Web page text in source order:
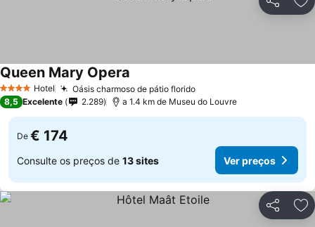
Partilhar
4 EstrelasHotel Oásis charmoso de pátio florido
Queen Mary Opera
8,5 Excelente 2.289 a 1.4 km de Museu do Louvre
De € 174
Consulte os preços de 13 sites Ver preços
Partilhar